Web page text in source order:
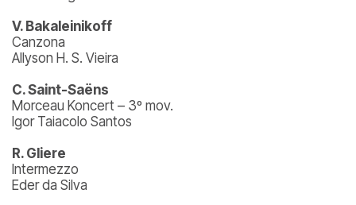
V. Bakaleinikoff
Canzona
Allyson H. S. Vieira
C. Saint-Saëns
Morceau Koncert – 3º mov.
Igor Taiacolo Santos
R. Gliere
Intermezzo
Eder da Silva